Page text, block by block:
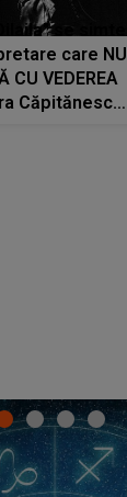
se simte
care NU
CU VEDEREA
Căpitănescu